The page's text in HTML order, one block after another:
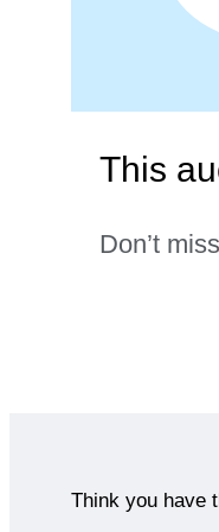
This
Don’t
Think you have